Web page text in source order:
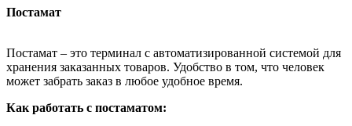
Постамат
Постамат – это терминал с автоматизированной системой для
хранения заказанных товаров. Удобство в том, что человек
может забрать заказ в любое удобное время.
Как работать с постаматом: